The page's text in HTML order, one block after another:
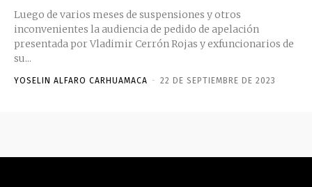
Luego de varios meses de suspensiones y otros
inconvenientes la audiencia de pedido de apelación
presentada por Vladimir Cerrón Rojas y exfuncionarios de
su...
YOSELIN ALFARO CARHUAMACA - 22 DE SEPTIEMBRE DE 2023